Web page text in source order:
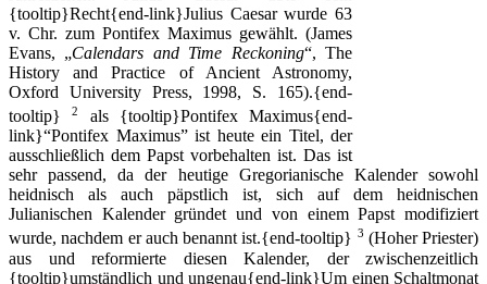
{tooltip}Recht{end-link}Julius Caesar wurde 63
v. Chr. zum Pontifex Maximus gewählt. (James
Evans, „Calendars and Time Reckoning“, The
History and Practice of Ancient Astronomy,
Oxford University Press, 1998, S. 165).{end-
tooltip}2
als {tooltip}Pontifex Maximus{end-
link}“Pontifex Maximus” ist heute ein Titel, der
ausschließlich dem Papst vorbehalten ist. Das ist
sehr passend, da der heutige Gregorianische Kalender sowohl
heidnisch als auch päpstlich ist, sich auf dem heidnischen
Julianischen Kalender gründet und von einem Papst modifiziert
wurde, nachdem er auch benannt ist.{end-tooltip} 3 (Hoher Priester)
aus und reformierte diesen Kalender, der zwischenzeitlich
{tooltip}umständlich und ungenau{end-link}Um einen Schaltmonat